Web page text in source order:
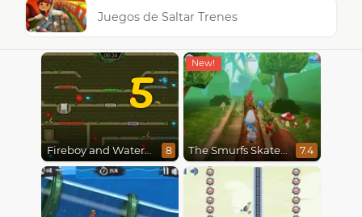
Juegos de Saltar Trenes
5
Fireboy and Watergirl 5 : Elements 8 The Smurfs Skate Rush 7.4